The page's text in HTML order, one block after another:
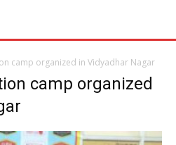
camp organized in Vidyadhar Nagar
camp organized